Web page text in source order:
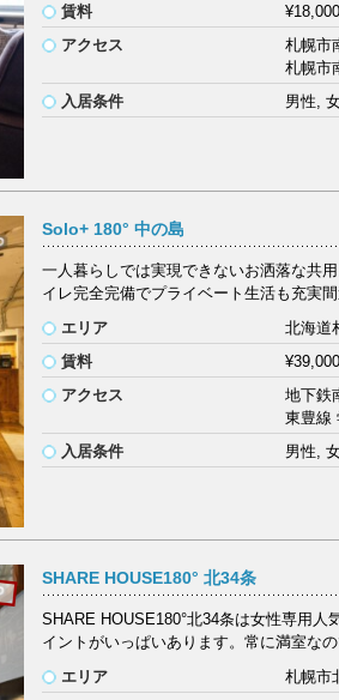
賃料
アクセス
札幌市
札幌市
入居条件
男性,
Solo+ 180° 中の島
一人暮らしでは実現できないお洒落な共
イレ完全完備でプライベート生活も充実
エリア
北海道
賃料
アクセス
地下鉄
東豊線
入居条件
男性,
SHARE HOUSE180° 北34条
SHARE HOUSE180°北34条は女性専用
イントがいっぱいあります。常に満室な
エリア
札幌市